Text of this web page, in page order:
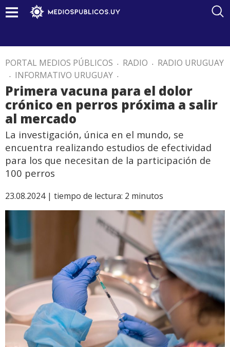
PORTAL MEDIOS PÚBLICOS . RADIO . RADIO URUGUAY
. INFORMATIVO URUGUAY .
Primera vacuna para el dolor
crónico en perros próxima a salir
al mercado
La investigación, única en el mundo, se
encuentra realizando estudios de efectividad
para los que necesitan de la participación de
100 perros
23.08.2024 | tiempo de lectura: 2 minutos